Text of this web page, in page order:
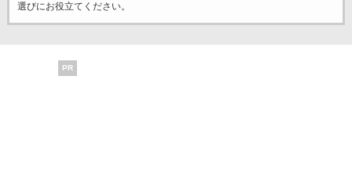
選びにお役立てください。
PR